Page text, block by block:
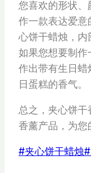
您喜欢的形状、
作一款表达爱意
心饼干蜡烛，内
如果您想要制作
作出带有生日蜡
日蛋糕的香气。
总之，夹心饼
香薰产品，为您
文
#夹心饼干蜡烛#